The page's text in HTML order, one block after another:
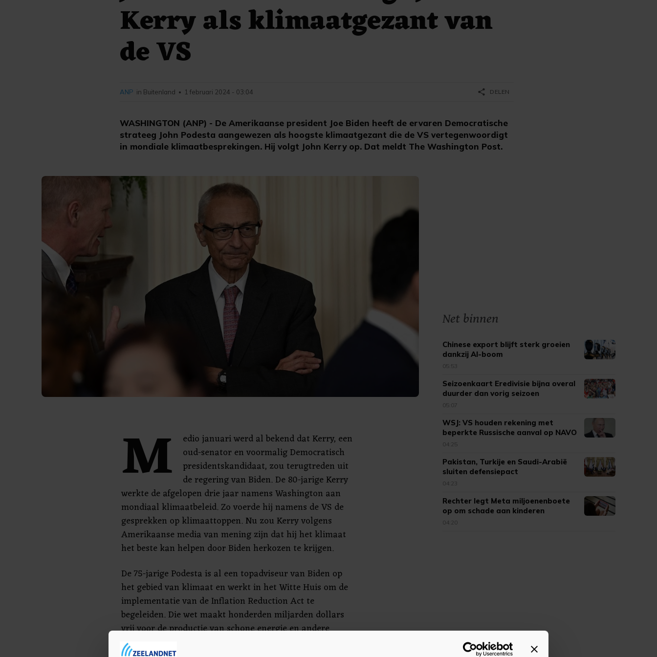
Kerry als klimaatgezant van
de VS
WASHINGTON (ANP) - De Amerikaanse president Joe Biden heeft de ervaren Democratische
strateeg John Podesta aangewezen als hoogste klimaatgezant die de VS vertegenwoordigt
in mondiale klimaatbesprekingen. Hij volgt John Kerry op. Dat meldt The Washington Post.
ANP in Buitenland • 1 februari 2024 - 03:04 share DELEN
M
edio januari werd al bekend dat Kerry, een
oud-senator en voormalig Democratisch
presidentskandidaat, zou terugtreden uit
de regering van Biden. De 80-jarige Kerry
werkte de afgelopen drie jaar namens Washington aan
mondiaal klimaatbeleid. Zo voerde hij namens de VS de
gesprekken op klimaattoppen. Nu zou Kerry volgens
Amerikaanse media van mening zijn dat hij het klimaat
het beste kan helpen door Biden herkozen te krijgen.
De 75-jarige Podesta is al een topadviseur van Biden op
het gebied van klimaat en werkt in het Witte Huis om de
implementatie van de Inflation Reduction Act te
begeleiden. Die wet maakt honderden miljarden dollars
vrij voor de productie van schone energie en andere
maatregelen ter beperking van de opwarming van de
Net binnen
Chinese export blijft sterk groeien
dankzij AI-boom
05:53
Seizoenkaart Eredivisie bijna overal
duurder dan vorig seizoen
05:07
WSJ: VS houden rekening met
beperkte Russische aanval op NAVO
04:25
Pakistan, Turkije en Saudi-Arabië
sluiten defensiepact
04:23
Rechter legt Meta miljoenenboete
op om schade aan kinderen
04:20